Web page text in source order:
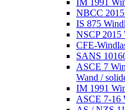
IM 1991
NBCC 2015
IS 875
NSCP 2015
CFE-
SANS
ASCE 7
Wand /
IM 1991
ASCE 7-16